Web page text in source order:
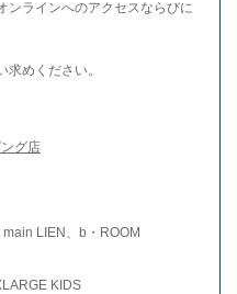
ンラインへのアクセスならびに
めください。
グ店
LIEN、b・ROOM
KIDS